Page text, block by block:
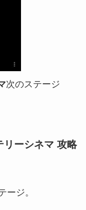
次のステージ
リーシネマ 攻略
ージ。